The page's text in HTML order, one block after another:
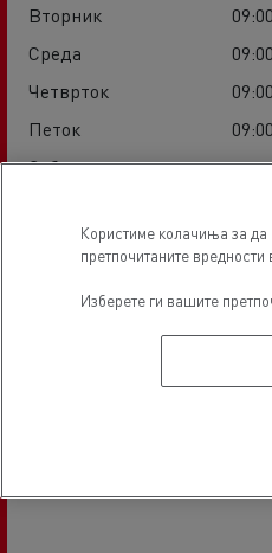
Вторник
Среда
Четврток
Петок
Сабота
Локација
Користиме колачиња за да
претпочитаните
Изберете ги вашите